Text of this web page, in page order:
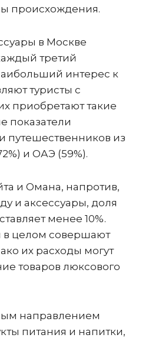
происхождения.
в Москве
третий
интерес к
туристы с
приобретают такие
показатели
путешественников из
и ОАЭ (59%).
и Омана, напротив,
и аксессуары, доля
менее 10%.
в целом совершают
их расходы могут
товаров люксового
направлением
питания и напитки,